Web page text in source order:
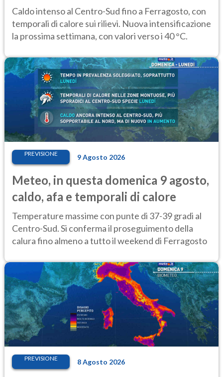
Caldo intenso al Centro-Sud fino a Ferragosto, con
temporali di calore sui rilievi. Nuova intensificazione
la prossima settimana, con valori verso i 40 °C.
PREVISIONE 9 Agosto 2026
Meteo, in questa domenica 9 agosto,
caldo, afa e temporali di calore
Temperature massime con punte di 37-39 gradi al
Centro-Sud. Si conferma il proseguimento della
calura fino almeno a tutto il weekend di Ferragosto
PREVISIONE 8 Agosto 2026